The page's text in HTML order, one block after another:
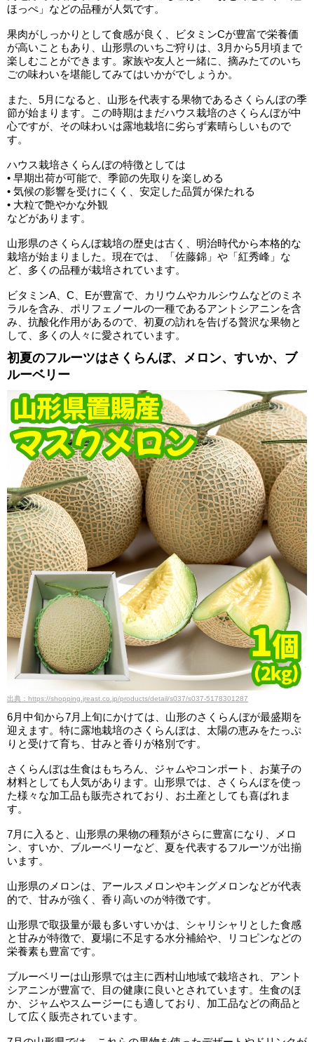
ほっぺ」などの品種が人気です。
果肉がしっかりとして食感が良く、ビタミンCが豊富で栄養価
が高いこともあり、山形県のいちご狩りは、3月から5月頃まで
楽しむことができます。家族や友人と一緒に、摘みたてのいち
ごの味わいを堪能してみてはいかがでしょうか。
また、5月になると、山形を代表する果物であるさくらんぼの季
節が始まります。この時期はまだハウス栽培のさくらんぼが中
心ですが、その味わいは露地栽培に劣らず素晴らしいもので
す。
ハウス栽培さくらんぼの特徴としては
• 早期出荷が可能で、季節の先取りを楽しめる
• 気候の影響を受けにくく、安定した品質が保たれる
• 大粒で艶やかな外観
などがあります。
山形県のさくらんぼ栽培の歴史は古く、明治時代から本格的な
栽培が始まりました。現在では、「佐藤錦」や「紅秀峰」な
ど、多くの品種が栽培されています。
ビタミンA、C、Eが豊富で、カリウムやカルシウムなどのミネ
ラルを含み、ポリフェノールの一種であるアントシアニンを含
み、抗酸化作用があるので、初夏の訪れを告げる贅沢な果物と
して、多くの人々に愛されています。
初夏のフルーツはさくらんぼ、メロン、すいか、ブ
ルーベリー
出典：https://shopping.jreast.co.jp/products/detail/s037/s037-5178301287
6月中旬から7月上旬にかけては、山形のさくらんぼが最盛期を
迎えます。特に露地栽培のさくらんぼは、太陽の恵みをたっぷ
りと受けて育ち、甘みと香りが格別です。
さくらんぼは生食はもちろん、ジャムやコンポート、お菓子の
材料としても人気があります。山形県では、さくらんぼを使っ
た様々な加工品も販売されており、お土産としても喜ばれま
す。
7月に入ると、山形県の果物の種類がさらに豊富になり、メロ
ン、すいか、ブルーベリーなど、夏を代表するフルーツが出揃
います。
山形県のメロンは、アールスメロンやキングメロンなどが代表
的で、甘みが強く、香り高いのが特徴です。
山形県で取扱量が最も多いすいかは、シャリシャリとした食感
と甘みが特徴で、夏場に不足する水分補給や、リコピンなどの
栄養素も豊富です。
ブルーベリーは山形県では主に西村山地域で栽培され、アント
シアニンが豊富で、目の健康に良いとされています。生食のほ
か、ジャムやスムージーにも適しており、加工品などの商品と
して広く販売されています。